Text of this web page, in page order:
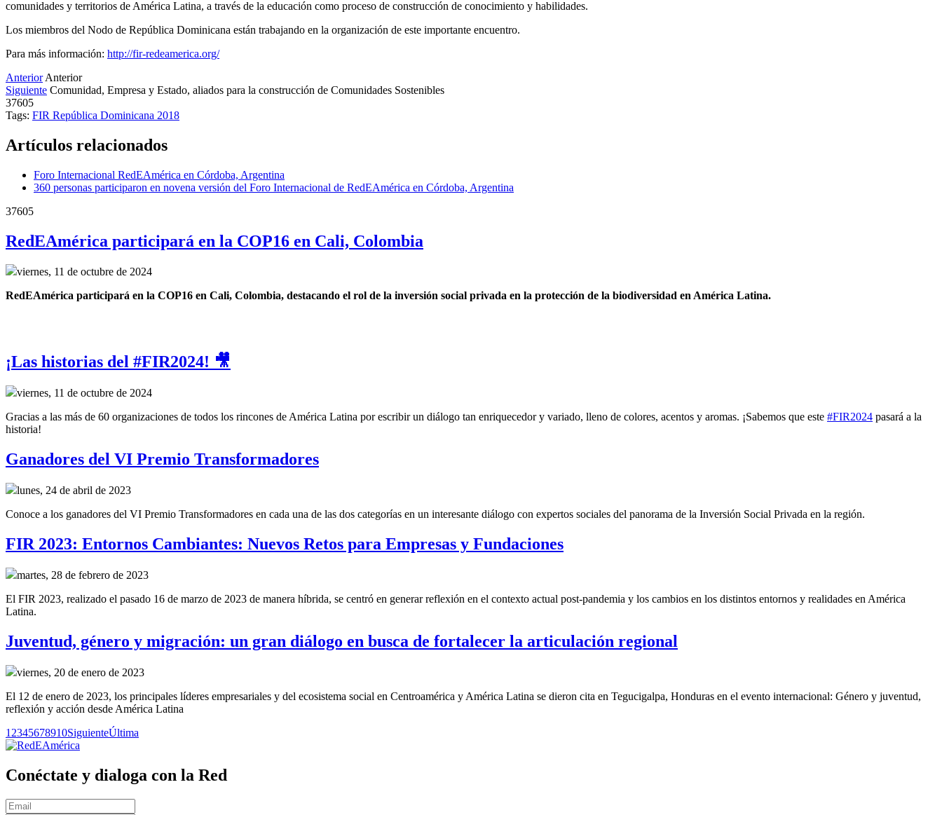
comunidades y territorios de América Latina, a través de la educación como proceso de construcción de conocimiento y habilidades.
Los miembros del Nodo de República Dominicana están trabajando en la organización de este importante encuentro.
Para más información: http://fir-redeamerica.org/
Anterior Anterior
Siguiente Comunidad, Empresa y Estado, aliados para la construcción de Comunidades Sostenibles
37605
Tags: FIR República Dominicana 2018
Artículos relacionados
Foro Internacional RedEAmérica en Córdoba, Argentina
360 personas participaron en novena versión del Foro Internacional de RedEAmérica en Córdoba, Argentina
37605
RedEAmérica participará en la COP16 en Cali, Colombia
viernes, 11 de octubre de 2024
RedEAmérica participará en la COP16 en Cali, Colombia, destacando el rol de la inversión social privada en la protección de la biodiversidad en América Latina.
¡Las historias del #FIR2024! 🎥
viernes, 11 de octubre de 2024
Gracias a las más de 60 organizaciones de todos los rincones de América Latina por escribir un diálogo tan enriquecedor y variado, lleno de colores, acentos y aromas. ¡Sabemos que este #FIR2024 pasará a la
historia!
Ganadores del VI Premio Transformadores
lunes, 24 de abril de 2023
Conoce a los ganadores del VI Premio Transformadores en cada una de las dos categorías en un interesante diálogo con expertos sociales del panorama de la Inversión Social Privada en la región.
FIR 2023: Entornos Cambiantes: Nuevos Retos para Empresas y Fundaciones
martes, 28 de febrero de 2023
El FIR 2023, realizado el pasado 16 de marzo de 2023 de manera híbrida, se centró en generar reflexión en el contexto actual post-pandemia y los cambios en los distintos entornos y realidades en América
Latina.
Juventud, género y migración: un gran diálogo en busca de fortalecer la articulación regional
viernes, 20 de enero de 2023
El 12 de enero de 2023, los principales líderes empresariales y del ecosistema social en Centroamérica y América Latina se dieron cita en Tegucigalpa, Honduras en el evento internacional: Género y juventud,
reflexión y acción desde América Latina
1 2345678910SiguienteÚltima
Conéctate y dialoga con la Red